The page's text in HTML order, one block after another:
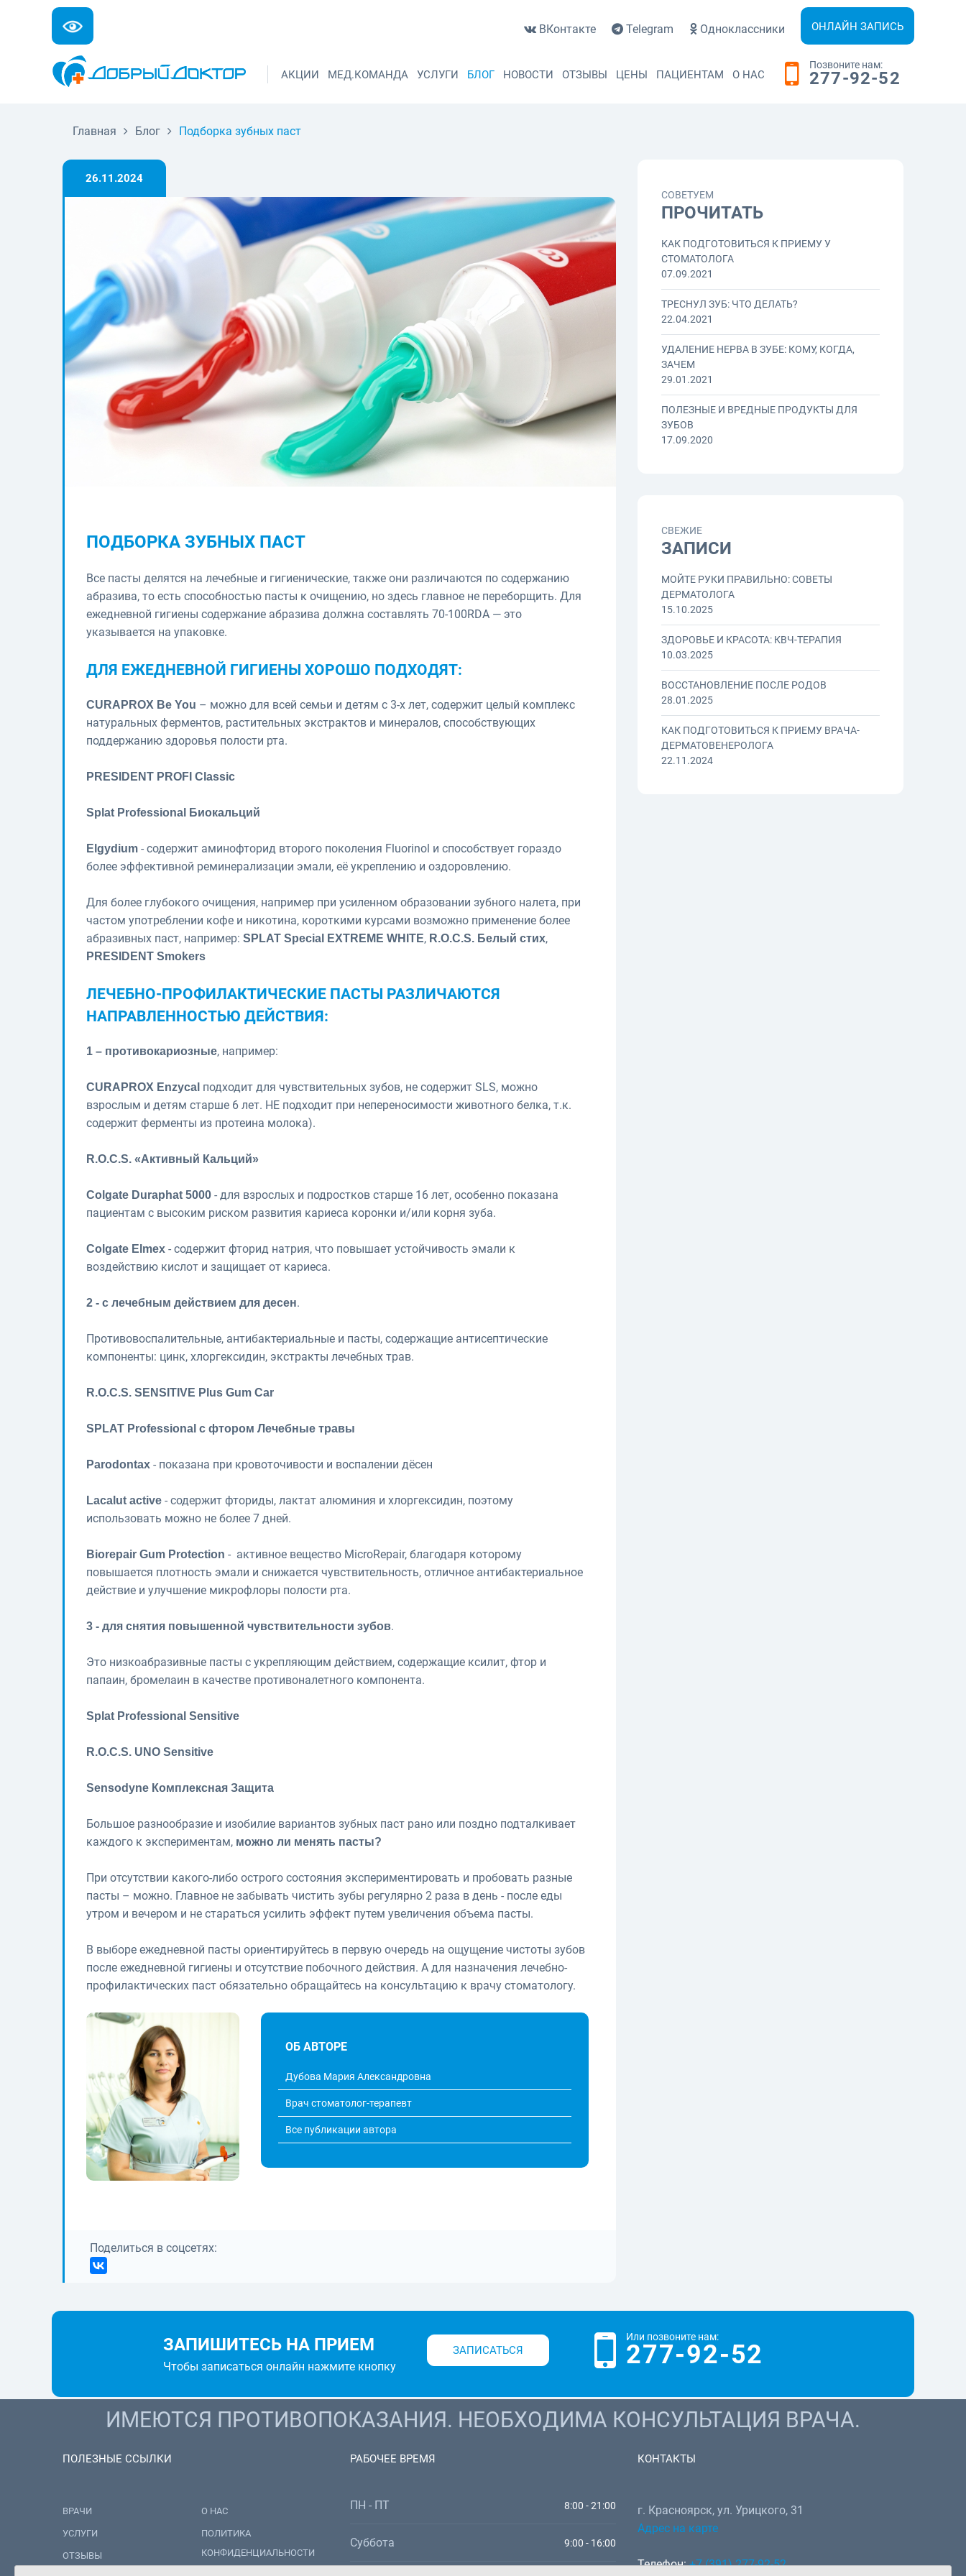
ВКонтакте Telegram Одноклассники ОНЛАЙН ЗАПИСЬ
АКЦИИ МЕД.КОМАНДА УСЛУГИ БЛОГ НОВОСТИ ОТЗЫВЫ ЦЕНЫ ПАЦИЕНТАМ О НАС
Позвоните нам:
277-92-52
Главная Блог Подборка зубных паст
26.11.2024
ПОДБОРКА ЗУБНЫХ ПАСТ
Все пасты делятся на лечебные и гигиенические, также они различаются по содержанию
абразива, то есть способностью пасты к очищению, но здесь главное не переборщить. Для
ежедневной гигиены содержание абразива должна составлять 70-100RDA — это
указывается на упаковке.
ДЛЯ ЕЖЕДНЕВНОЙ ГИГИЕНЫ ХОРОШО ПОДХОДЯТ:
CURAPROX Be You – можно для всей семьи и детям с 3-х лет, содержит целый комплекс
натуральных ферментов, растительных экстрактов и минералов, способствующих
поддержанию здоровья полости рта.
PRESIDENT PROFI Classic
Splat Professional Биокальций
Elgydium - содержит аминофторид второго поколения Fluorinol и способствует гораздо
более эффективной реминерализации эмали, её укреплению и оздоровлению.
Для более глубокого очищения, например при усиленном образовании зубного налета, при
частом употреблении кофе и никотина, короткими курсами возможно применение более
абразивных паст, например: SPLAT Special EXTREME WHITE, R.O.C.S. Белый стих,
PRESIDENT Smokers
ЛЕЧЕБНО-ПРОФИЛАКТИЧЕСКИЕ ПАСТЫ РАЗЛИЧАЮТСЯ
НАПРАВЛЕННОСТЬЮ ДЕЙСТВИЯ:
1 – противокариозные, например:
CURAPROX Enzycal подходит для чувствительных зубов, не содержит SLS, можно
взрослым и детям старше 6 лет. НЕ подходит при непереносимости животного белка, т.к.
содержит ферменты из протеина молока).
R.O.C.S. «Активный Кальций»
Colgate Duraphat 5000 - для взрослых и подростков старше 16 лет, особенно показана
пациентам с высоким риском развития кариеса коронки и/или корня зуба.
Colgate Elmex - содержит фторид натрия, что повышает устойчивость эмали к
воздействию кислот и защищает от кариеса.
2 - с лечебным действием для десен.
Противовоспалительные, антибактериальные и пасты, содержащие антисептические
компоненты: цинк, хлоргексидин, экстракты лечебных трав.
R.O.C.S. SENSITIVE Plus Gum Car
SPLAT Professional с фтором Лечебные травы
Parodontax - показана при кровоточивости и воспалении дёсен
Lacalut active - содержит фториды, лактат алюминия и хлоргексидин, поэтому
использовать можно не более 7 дней.
Biorepair Gum Protection - активное вещество MicroRepair, благодаря которому
повышается плотность эмали и снижается чувствительность, отличное антибактериальное
действие и улучшение микрофлоры полости рта.
3 - для снятия повышенной чувствительности зубов.
Это низкоабразивные пасты с укрепляющим действием, содержащие ксилит, фтор и
папаин, бромелаин в качестве противоналетного компонента.
Splat Professional Sensitive
R.O.C.S. UNO Sensitive
Sensodyne Комплексная Защита
Большое разнообразие и изобилие вариантов зубных паст рано или поздно подталкивает
каждого к экспериментам, можно ли менять пасты?
При отсутствии какого-либо острого состояния экспериментировать и пробовать разные
пасты – можно. Главное не забывать чистить зубы регулярно 2 раза в день - после еды
утром и вечером и не стараться усилить эффект путем увеличения объема пасты.
В выборе ежедневной пасты ориентируйтесь в первую очередь на ощущение чистоты зубов
после ежедневной гигиены и отсутствие побочного действия. А для назначения лечебно-
профилактических паст обязательно обращайтесь на консультацию к врачу стоматологу.
ОБ АВТОРЕ
Дубова Мария Александровна
Врач стоматолог-терапевт
Все публикации автора
Поделиться в соцсетях:
СОВЕТУЕМ
ПРОЧИТАТЬ
КАК ПОДГОТОВИТЬСЯ К ПРИЕМУ У
СТОМАТОЛОГА
07.09.2021
ТРЕСНУЛ ЗУБ: ЧТО ДЕЛАТЬ?
22.04.2021
УДАЛЕНИЕ НЕРВА В ЗУБЕ: КОМУ, КОГДА,
ЗАЧЕМ
29.01.2021
ПОЛЕЗНЫЕ И ВРЕДНЫЕ ПРОДУКТЫ ДЛЯ
ЗУБОВ
17.09.2020
СВЕЖИЕ
ЗАПИСИ
МОЙТЕ РУКИ ПРАВИЛЬНО: СОВЕТЫ
ДЕРМАТОЛОГА
15.10.2025
ЗДОРОВЬЕ И КРАСОТА: КВЧ-ТЕРАПИЯ
10.03.2025
ВОССТАНОВЛЕНИЕ ПОСЛЕ РОДОВ
28.01.2025
КАК ПОДГОТОВИТЬСЯ К ПРИЕМУ ВРАЧА-
ДЕРМАТОВЕНЕРОЛОГА
22.11.2024
ЗАПИШИТЕСЬ НА ПРИЕМ
Чтобы записаться онлайн нажмите кнопку
ЗАПИСАТЬСЯ
Или позвоните нам:
277-92-52
ИМЕЮТСЯ ПРОТИВОПОКАЗАНИЯ. НЕОБХОДИМА КОНСУЛЬТАЦИЯ ВРАЧА.
ПОЛЕЗНЫЕ ССЫЛКИ
ВРАЧИ
УСЛУГИ
ОТЗЫВЫ
О НАС
ПОЛИТИКА
КОНФИДЕНЦИАЛЬНОСТИ
РАБОЧЕЕ ВРЕМЯ
ПН - ПТ 8:00 - 21:00
Суббота 9:00 - 16:00
КОНТАКТЫ
г. Красноярск, ул. Урицкого, 31
Адрес на карте
Телефон: +7 (391) 277-92-52